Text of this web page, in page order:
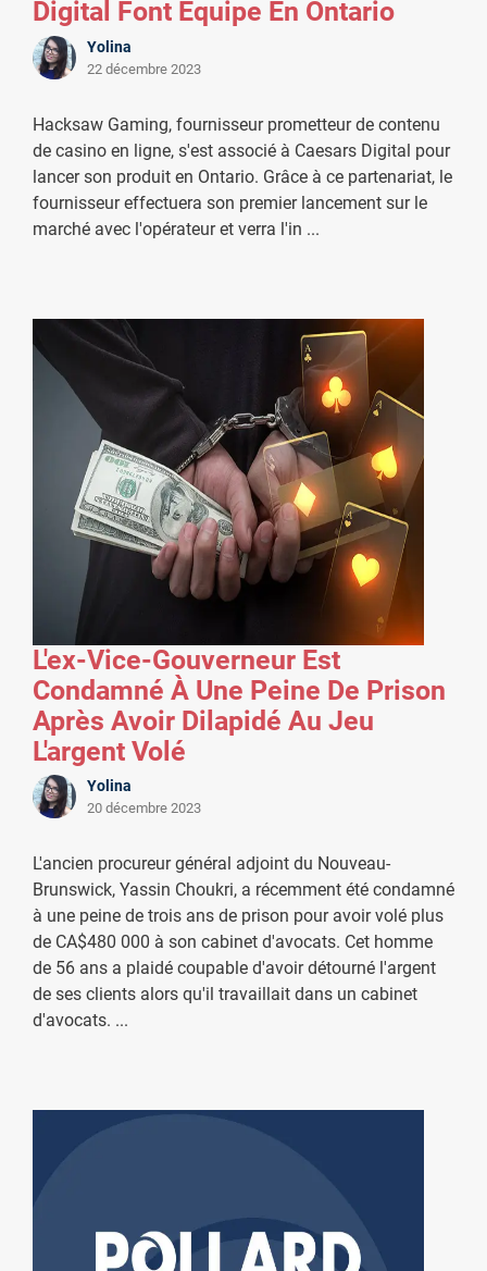
Digital Font Équipe En Ontario
Yolina
22 décembre 2023
Hacksaw Gaming, fournisseur prometteur de contenu
de casino en ligne, s'est associé à Caesars Digital pour
lancer son produit en Ontario. Grâce à ce partenariat, le
fournisseur effectuera son premier lancement sur le
marché avec l'opérateur et verra l'in ...
L'ex-Vice-Gouverneur Est
Condamné À Une Peine De Prison
Après Avoir Dilapidé Au Jeu
L'argent Volé
Yolina
20 décembre 2023
L'ancien procureur général adjoint du Nouveau-
Brunswick, Yassin Choukri, a récemment été condamné
à une peine de trois ans de prison pour avoir volé plus
de CA$480 000 à son cabinet d'avocats. Cet homme
de 56 ans a plaidé coupable d'avoir détourné l'argent
de ses clients alors qu'il travaillait dans un cabinet
d'avocats. ...